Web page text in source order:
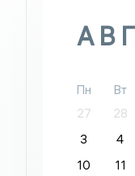
Пн Вт
27
28
3
4
10
11